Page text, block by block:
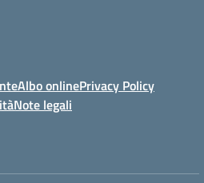
Albo onlinePrivacy Policy
Note legali